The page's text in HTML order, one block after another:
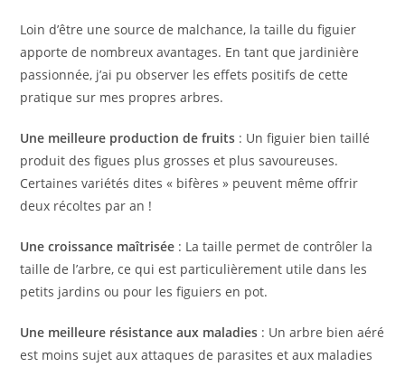
Loin d’être une source de malchance, la taille du figuier
apporte de nombreux avantages. En tant que jardinière
passionnée, j’ai pu observer les effets positifs de cette
pratique sur mes propres arbres.
Une meilleure production de fruits : Un figuier bien taillé
produit des figues plus grosses et plus savoureuses.
Certaines variétés dites « bifères » peuvent même offrir
deux récoltes par an !
Une croissance maîtrisée : La taille permet de contrôler la
taille de l’arbre, ce qui est particulièrement utile dans les
petits jardins ou pour les figuiers en pot.
Une meilleure résistance aux maladies : Un arbre bien aéré
est moins sujet aux attaques de parasites et aux maladies